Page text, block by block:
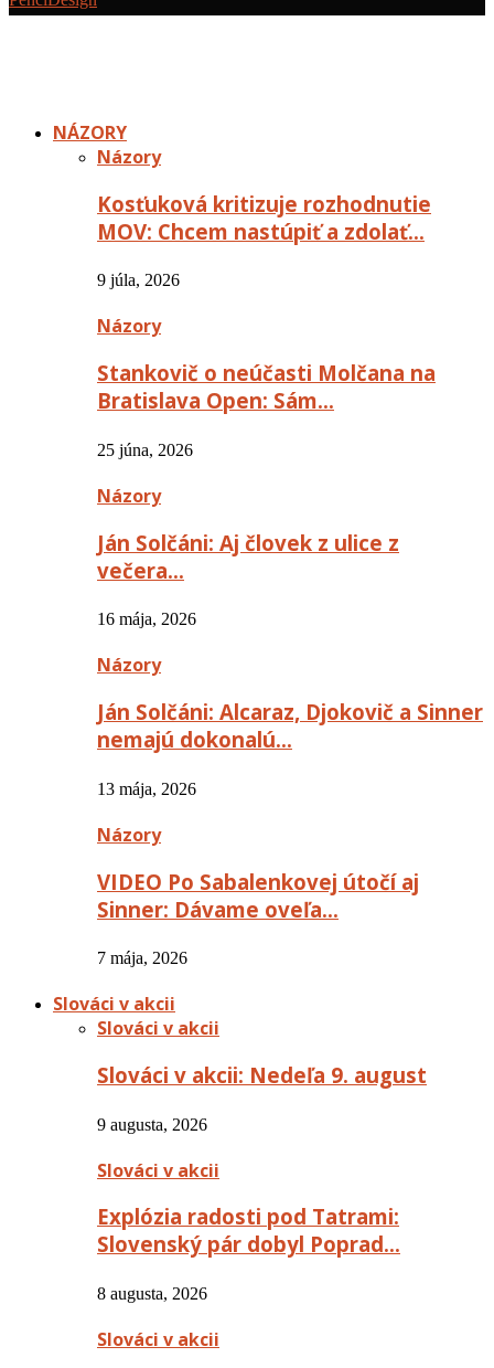
NÁZORY
Názory
Kosťuková kritizuje rozhodnutie
MOV: Chcem nastúpiť a zdolať…
9 júla, 2026
Názory
Stankovič o neúčasti Molčana na
Bratislava Open: Sám…
25 júna, 2026
Názory
Ján Solčáni: Aj človek z ulice z
večera…
16 mája, 2026
Názory
Ján Solčáni: Alcaraz, Djokovič a Sinner
nemajú dokonalú…
13 mája, 2026
Názory
VIDEO Po Sabalenkovej útočí aj
Sinner: Dávame oveľa…
7 mája, 2026
Slováci v akcii
Slováci v akcii
Slováci v akcii: Nedeľa 9. august
9 augusta, 2026
Slováci v akcii
Explózia radosti pod Tatrami:
Slovenský pár dobyl Poprad…
8 augusta, 2026
Slováci v akcii